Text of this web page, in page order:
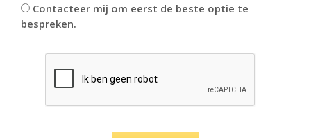
Contacteer mij om eerst de beste optie te
bespreken.